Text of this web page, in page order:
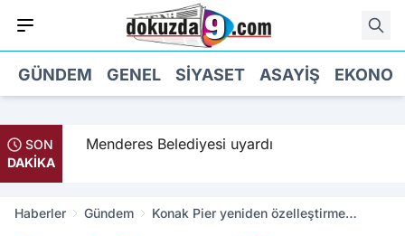
GÜNDEM GENEL SIYASET ASAYIŞ
SON
DAKİKA
geldi Menderes Belediyesi uyardı
Haberler Gündem
Konak Pier yeniden özelleştirme